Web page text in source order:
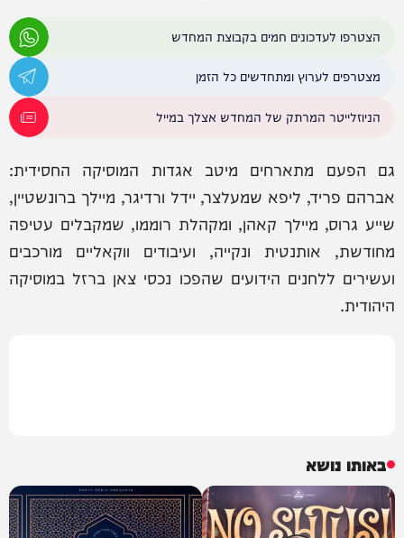
הצטרפו לעדכונים חמים בקבוצת המחדש
מצטרפים לערוץ ומתחדשים כל הזמן
הניוזלייטר המרתק של המחדש אצלך במייל
גם הפעם מתארחים מיטב אגדות המוסיקה החסידית:
אברהם פריד, ליפא שמעלצר, יידל ורדיגר, מיילך ברונשטיין,
שייע גרוס, מיילך קאהן, ומקהלת רוממו, שמקבלים עטיפה
מחודשת, אותנטית ונקייה, ועיבודים ווקאליים מורכבים
ועשירים ללחנים הידועים שהפכו נכסי צאן ברזל במוסיקה
היהודית.
באותו נושא